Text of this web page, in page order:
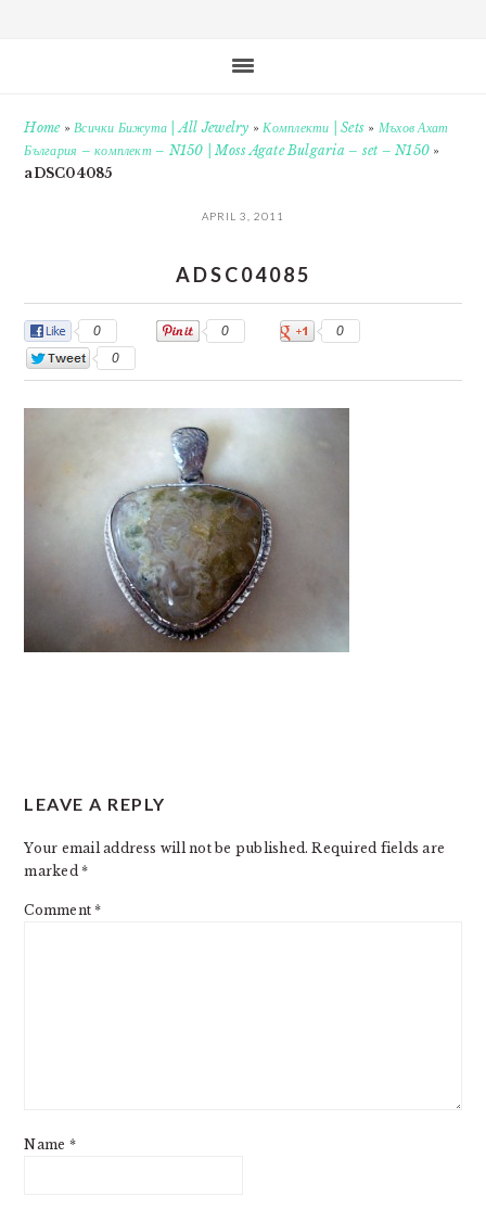
Home»Всички Бижута | All Jewelry »Комплекти | Sets » Мъхов Ахат
България – комплект – N150 | Moss Agate Bulgaria – set – N150 »
aDSC04085
APRIL 3, 2011
ADSC04085
0 0
0
0
INTERACTIONS
LEAVE A REPLY
Your email address will not be published. Required fields are
marked*
Comment*
Name *